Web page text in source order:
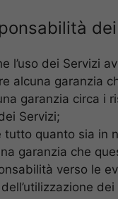
l’uso dei Servizi
alcuna garanzia
garanzia circa i
Servizi;
tutto quanto sia in
garanzia che
verso le
dei